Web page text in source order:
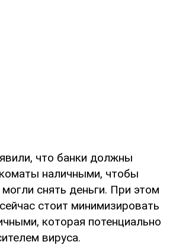
что банки должны
наличными, чтобы
снять деньги. При этом
стоит минимизировать
которая потенциально
вируса.